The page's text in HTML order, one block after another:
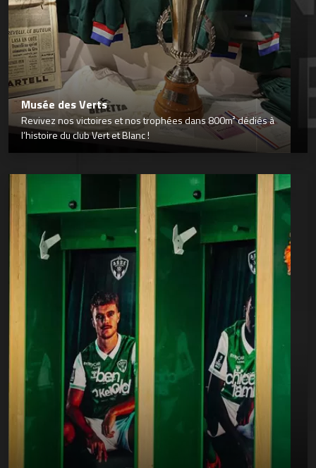
Musée des Verts
Revivez nos victoires et nos trophées dans 800m² dédiés à
l’histoire du club Vert et Blanc !